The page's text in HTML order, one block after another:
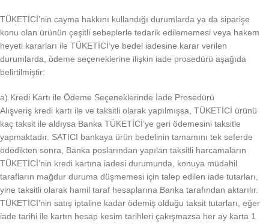
TÜKETİCİ’nin cayma hakkını kullandığı durumlarda ya da siparişe
konu olan ürünün çeşitli sebeplerle tedarik edilememesi veya hakem
heyeti kararları ile TÜKETİCİ’ye bedel iadesine karar verilen
durumlarda, ödeme seçeneklerine ilişkin iade prosedürü aşağıda
belirtilmiştir:
a) Kredi Kartı ile Ödeme Seçeneklerinde İade Prosedürü
Alışveriş kredi kartı ile ve taksitli olarak yapılmışsa, TÜKETİCİ ürünü
kaç taksit ile aldıysa Banka TÜKETİCİ’ye geri ödemesini taksitle
yapmaktadır. SATICI bankaya ürün bedelinin tamamını tek seferde
ödedikten sonra, Banka poslarından yapılan taksitli harcamaların
TÜKETİCİ’nin kredi kartına iadesi durumunda, konuya müdahil
tarafların mağdur duruma düşmemesi için talep edilen iade tutarları,
yine taksitli olarak hamil taraf hesaplarına Banka tarafından aktarılır.
TÜKETİCİ’nin satış iptaline kadar ödemiş olduğu taksit tutarları, eğer
iade tarihi ile kartın hesap kesim tarihleri çakışmazsa her ay karta 1